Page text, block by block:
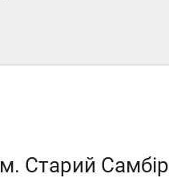
м. Старий Самбір